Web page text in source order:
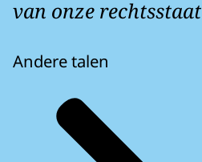
van onze rechtsstaat
Andere talen